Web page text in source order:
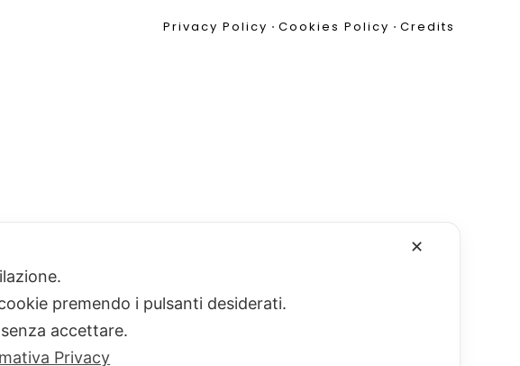
Privacy Policy •Cookies Policy • Credits
✕
premendo i pulsanti desiderati.
accettare.
Privacy